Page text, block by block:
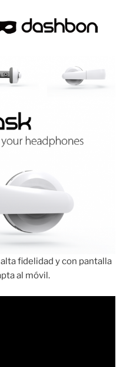
fidelidad y con pantalla
al móvil.